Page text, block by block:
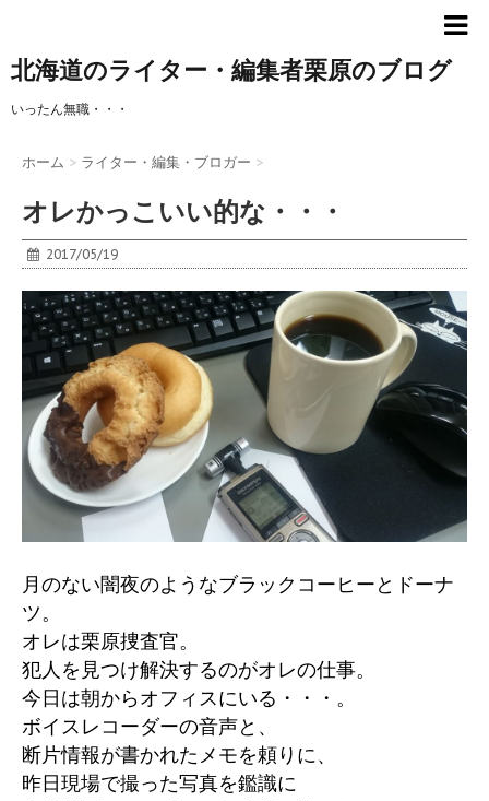
北海道のライター・編集者栗原のブログ
いったん無職・・・
ホーム > ライター・編集・ブロガー >
オレかっこいい的な・・・
2017/05/19
月のない闇夜のようなブラックコーヒーとドーナ
ツ。
オレは栗原捜査官。
犯人を見つけ解決するのがオレの仕事。
今日は朝からオフィスにいる・・・。
ボイスレコーダーの音声と、
断片情報が書かれたメモを頼りに、
昨日現場で撮った写真を鑑識に